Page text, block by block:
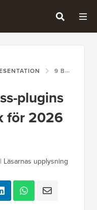
9 BÄSTA WORDPRESS-PLUGINS FÖR VILLKORLIG LOGIK FÖR 2026 (EXPERTVAL)
plugins
för 2026
| Läsarnas upplysning